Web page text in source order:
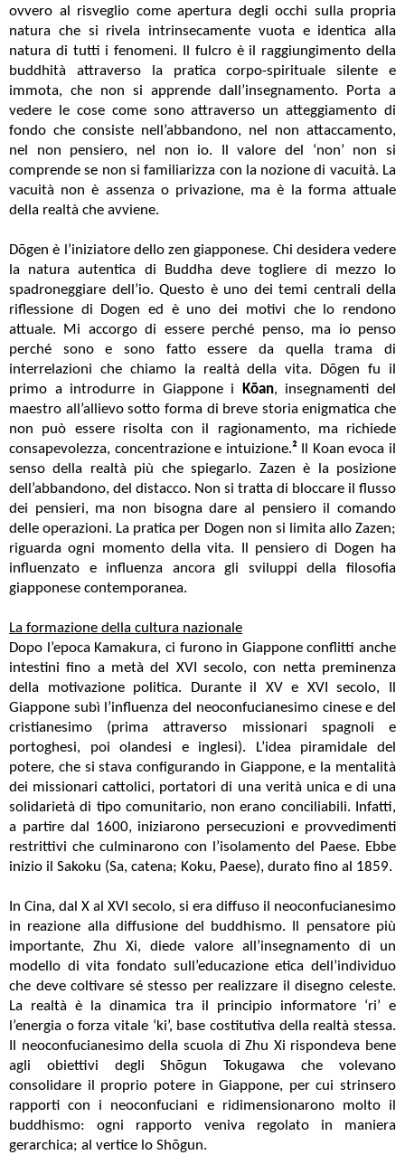
ovvero al risveglio come apertura degli occhi sulla propria
natura che si rivela intrinsecamente vuota e identica alla
natura di tutti i fenomeni. Il fulcro è il raggiungimento della
buddhità attraverso la pratica corpo-spirituale silente e
immota, che non si apprende dall’insegnamento. Porta a
vedere le cose come sono attraverso un atteggiamento di
fondo che consiste nell’abbandono, nel non attaccamento,
nel non pensiero, nel non io. Il valore del ‘non’ non si
comprende se non si familiarizza con la nozione di vacuità. La
vacuità non è assenza o privazione, ma è la forma attuale
della realtà che avviene.
Dōgen è l’iniziatore dello zen giapponese. Chi desidera vedere
la natura autentica di Buddha deve togliere di mezzo lo
spadroneggiare dell’io. Questo è uno dei temi centrali della
riflessione di Dogen ed è uno dei motivi che lo rendono
attuale. Mi accorgo di essere perché penso, ma io penso
perché sono e sono fatto essere da quella trama di
interrelazioni che chiamo la realtà della vita. Dōgen fu il
primo a introdurre in Giappone i
Kōan, insegnamenti del
maestro all’allievo sotto forma di breve storia enigmatica che
non può essere risolta con il ragionamento, ma richiede
consapevolezza, concentrazione e intuizione.²Il Koan evoca il
senso della realtà più che spiegarlo. Zazen è la posizione
dell’abbandono, del distacco. Non si tratta di bloccare il flusso
dei pensieri, ma non bisogna dare al pensiero il comando
delle operazioni. La pratica per Dogen non si limita allo Zazen;
riguarda ogni momento della vita. Il pensiero di Dogen ha
influenzato e influenza ancora gli sviluppi della filosofia
giapponese contemporanea.
La formazione della cultura nazionale
Dopo l’epoca Kamakura, ci furono in Giappone conflitti anche
intestini fino a metà del XVI secolo, con netta preminenza
della motivazione politica. Durante il XV e XVI secolo, Il
Giappone subì l’influenza del neoconfucianesimo cinese e del
cristianesimo (prima attraverso missionari spagnoli e
portoghesi, poi olandesi e inglesi). L’idea piramidale del
potere, che si stava configurando in Giappone, e la mentalità
dei missionari cattolici, portatori di una verità unica e di una
solidarietà di tipo comunitario, non erano conciliabili. Infatti,
a partire dal 1600, iniziarono persecuzioni e provvedimenti
restrittivi che culminarono con l’isolamento del Paese. Ebbe
inizio il Sakoku (Sa, catena; Koku, Paese), durato fino al 1859.
In Cina, dal X al XVI secolo, si era diffuso il neoconfucianesimo
in reazione alla diffusione del buddhismo. Il pensatore più
importante, Zhu Xi, diede valore all’insegnamento di un
modello di vita fondato sull’educazione etica dell’individuo
che deve coltivare sé stesso per realizzare il disegno celeste.
La realtà è la dinamica tra il principio informatore ‘ri’ e
l’energia o forza vitale ‘ki’, base costitutiva della realtà stessa.
Il neoconfucianesimo della scuola di Zhu Xi rispondeva bene
agli obiettivi degli Shōgun Tokugawa che volevano
consolidare il proprio potere in Giappone, per cui strinsero
rapporti con i neoconfuciani e ridimensionarono molto il
buddhismo: ogni rapporto veniva regolato in maniera
gerarchica; al vertice lo Shōgun.